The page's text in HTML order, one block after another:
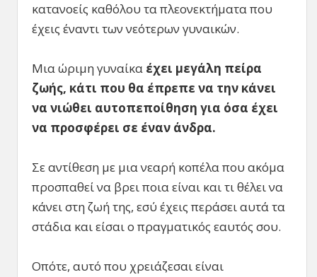
κατανοείς καθόλου τα πλεονεκτήματα που
έχεις έναντι των νεότερων γυναικών.
Μια ώριμη γυναίκα έχει μεγάλη πείρα
ζωής, κάτι που θα έπρεπε να την κάνει
να νιώθει αυτοπεποίθηση για όσα έχει
να προσφέρει σε έναν άνδρα.
Σε αντίθεση με μια νεαρή κοπέλα που ακόμα
προσπαθεί να βρει ποια είναι και τι θέλει να
κάνει στη ζωή της, εσύ έχεις περάσει αυτά τα
στάδια και είσαι ο πραγματικός εαυτός σου.
Οπότε, αυτό που χρειάζεσαι είναι